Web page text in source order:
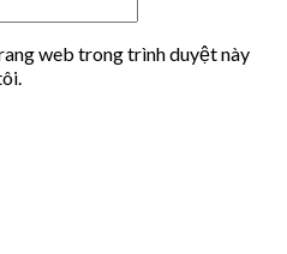
web trong trình duyệt này